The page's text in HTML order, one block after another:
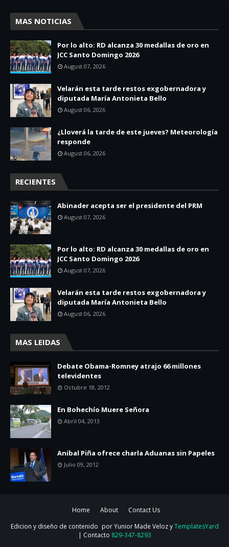
MAS NOTICIAS
Por lo alto: RD alcanza 30 medallas de oro en
JCC Santo Domingo 2026
August 07, 2026
Velarán esta tarde restos exgobernadora y
diputada María Antonieta Bello
August 06, 2026
¿Lloverá la tarde de este jueves? Meteorología
responde
August 06, 2026
RECIENTES
Abinader acepta ser el presidente del PRM
August 07, 2026
Por lo alto: RD alcanza 30 medallas de oro en
JCC Santo Domingo 2026
August 07, 2026
Velarán esta tarde restos exgobernadora y
diputada María Antonieta Bello
August 06, 2026
MAS LEIDAS
Debate Obama-Romney atrajo 66 millones
televidentes
Octubre 18, 2012
En Bohechío Muere Señora
Abril 04, 2013
Anibal Piña ofrece charla Aduanas sin Papeles
Julio 09, 2012
Home About
Contact Us
Edicion y diseño de contenido por Yunior Made Veloz yTemplatesYard
| Contacto 829-347-8293